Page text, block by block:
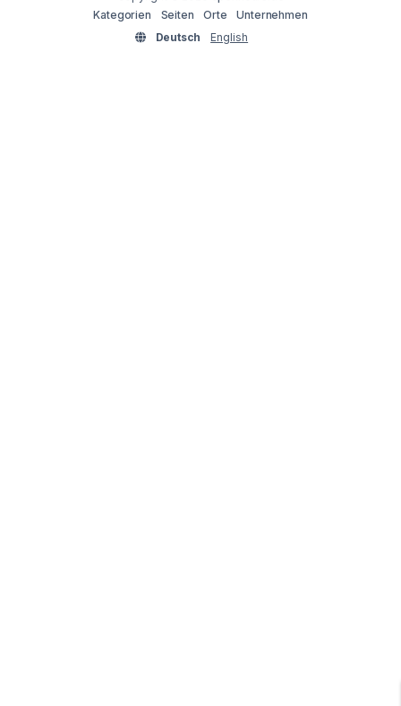
Kategorien
Seiten Orte
Unternehmen
Deutsch
English